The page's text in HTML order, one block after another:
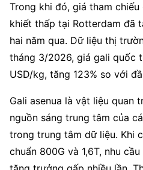
Trong khi đó, giá tham
khiết thấp tại Rotterdam đã
hai năm qua. Dữ liệu thị
tháng 3/2026, giá gali quốc
USD/kg, tăng 123% so với
Gali asenua là vật liệu quan
nguồn sáng trung tâm của
trong trung tâm dữ liệu. Khi
chuẩn 800G và 1,6T, nhu